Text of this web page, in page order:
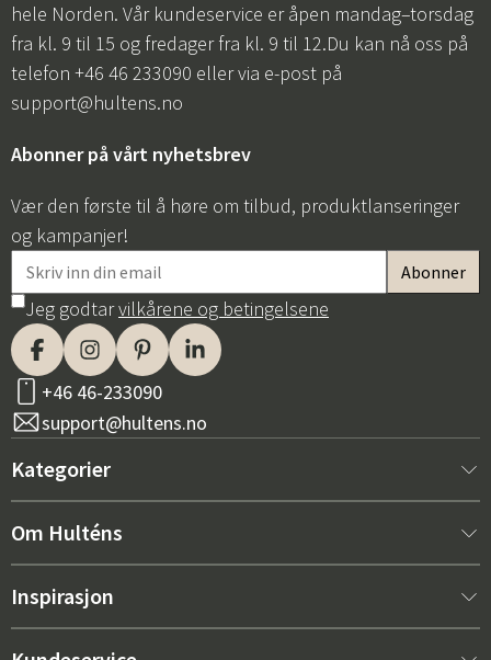
hele Norden. Vår kundeservice er åpen mandag–torsdag
fra kl. 9 til 15 og fredager fra kl. 9 til 12.Du kan nå oss på
telefon +46 46 233090 eller via e-post på
support@hultens.no
Abonner på vårt nyhetsbrev
Vær den første til å høre om tilbud, produktlanseringer
og kampanjer!
Jeg godtarvilkårene og betingelsene
+46 46-233090
support@hultens.no
Kategorier
Nytt hos oss
Innredning
Om Hulténs
Om Hulténs
Inspirasjon
Bestselger